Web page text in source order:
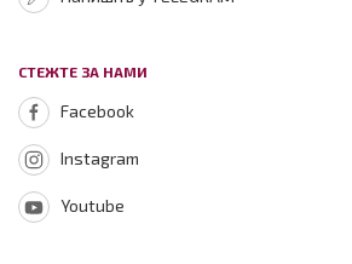
СТЕЖТЕ ЗА НАМИ
Facebook
Instagram
Youtube